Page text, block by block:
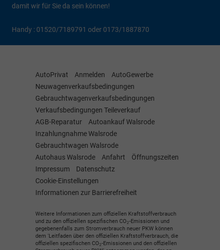
damit wir für Sie da sein können!
Handy : 01520/7189791 oder 0173/1887870
AutoPrivat Anmelden
AutoGewerbe
Neuwagenverkaufsbedingungen
Gebrauchtwagenverkaufsbedingungen
Verkaufsbedingungen Teileverkauf
AGB-Reparatur
Autoankauf Walsrode
Inzahlungnahme Walsrode
Gebrauchtwagen Walsrode
Autohaus Walsrode
Anfahrt
Öffnungszeiten
Impressum
Datenschutz
Cookie-Einstellungen
Informationen zur Barrierefreiheit
Weitere Informationen zum offiziellen Kraftstoffverbrauch
und zu den offiziellen spezifischen CO2-Emissionen und
gegebenenfalls zum Stromverbrauch neuer PKW können
dem 'Leitfaden über den offiziellen Kraftstoffverbrauch, die
offiziellen spezifischen CO2-Emissionen und den offiziellen